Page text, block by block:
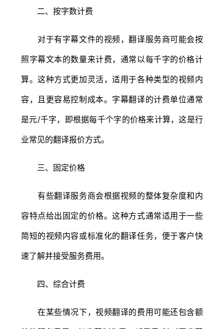
二、按字数计费
对于有字幕文件的视频，翻译服务商可能会按
照字幕文本的数量来计费，通常以每千字的价格计
算。这种方式更加灵活，适用于各种类型的视频内
容，且更容易控制成本。字幕翻译的计费单位通常
是元/千字，即根据每千个字的价格来计算，这是行
业常见的翻译报价方式。
三、固定价格
有些翻译服务商会根据视频的整体复杂度和内
容特点给出固定的价格。这种方式通常适用于一些
简短的视频内容或标准化的翻译任务，便于客户快
速了解并接受服务费用。
四、综合计费
在某些情况下，视频翻译的费用可能还包含额